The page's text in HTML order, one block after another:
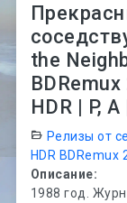
the
HDR | P,
Релизы от
HDR BDRemux
Описание:
1988 год.